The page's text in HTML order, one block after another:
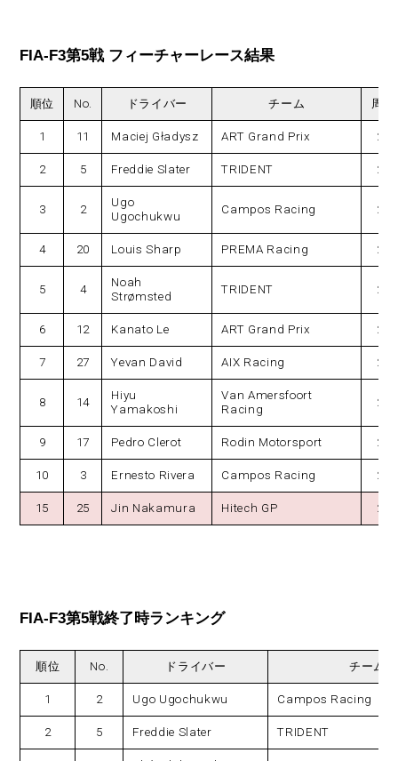
FIA-F3第5戦 フィーチャーレース結果
順位 No. ドライバー チーム 周回
1 11 Maciej Gładysz ART Grand Prix 21
2 5 Freddie Slater TRIDENT 21
3 2
Ugo
Ugochukwu
Campos Racing 21
4 20 Louis Sharp PREMA Racing 21
5 4
Noah
Strømsted
TRIDENT 21
6 12 Kanato Le ART Grand Prix 21
7 27 Yevan David AIX Racing 21
8 14
Hiyu
Yamakoshi
Van Amersfoort
Racing
21
9 17 Pedro Clerot Rodin Motorsport 21
10 3 Ernesto Rivera Campos Racing 21
15 25 Jin Nakamura Hitech GP 21
FIA-F3第5戦終了時ランキング
順位 No. ドライバー チーム
1 2 Ugo Ugochukwu Campos Racing
2 5 Freddie Slater TRIDENT